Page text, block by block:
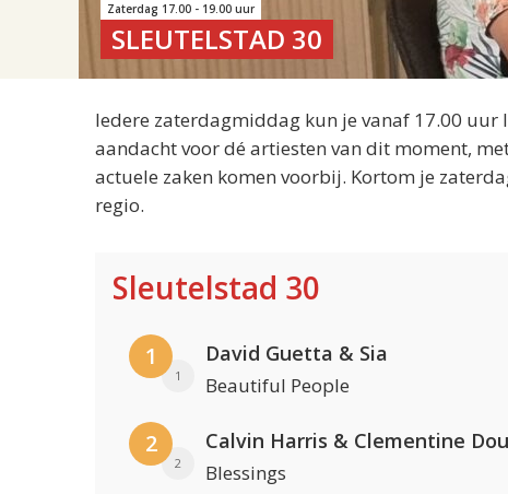
Zaterdag 17.00 - 19.00 uur
SLEUTELSTAD 30
Iedere zaterdagmiddag kun je vanaf 17.00
aandacht voor dé artiesten van dit moment,
actuele zaken komen voorbij. Kortom je
regio.
Sleutelstad 30
1
1
David Guetta & Sia
Beautiful People
2
2
Calvin Harris & Clementine
Blessings